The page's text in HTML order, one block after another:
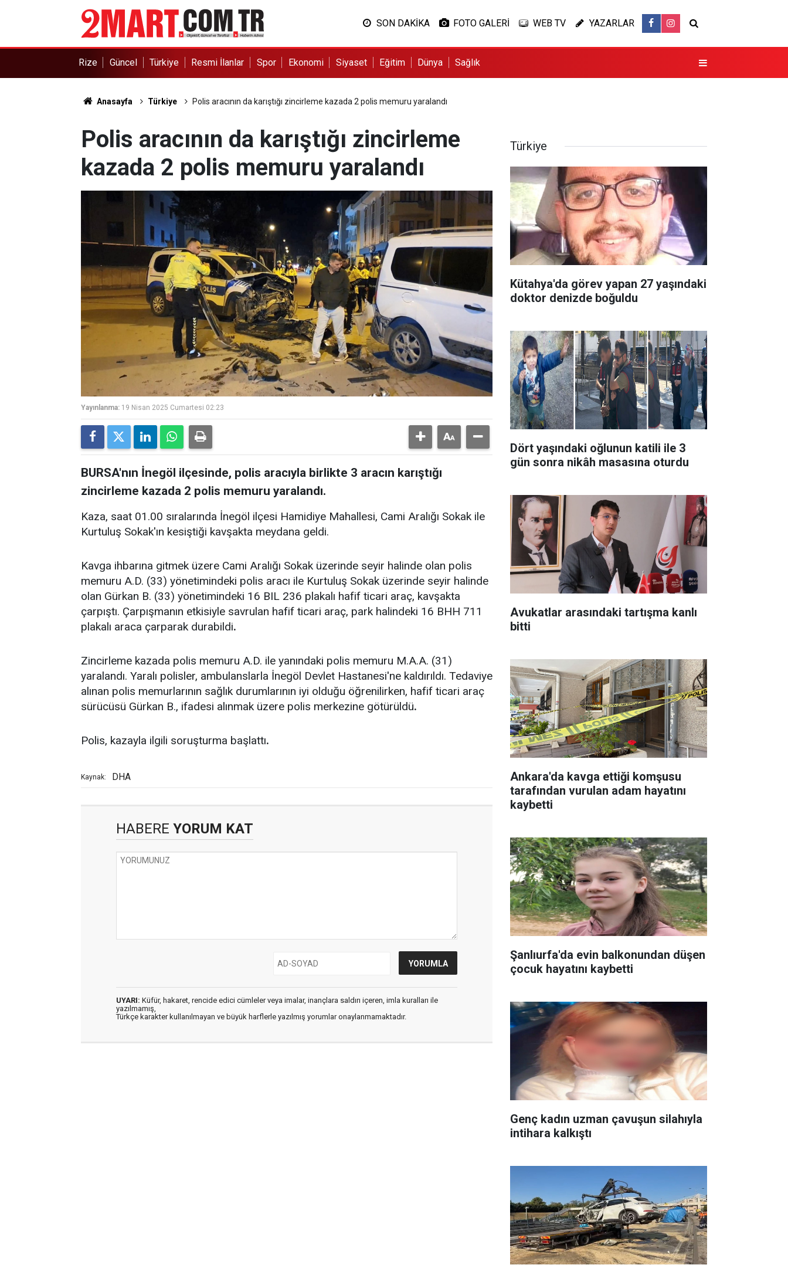
SON DAKİKA FOTO GALERİ WEB TV YAZARLAR
Rize Güncel Türkiye Resmi İlanlar Spor Ekonomi Siyaset Eğitim Dünya Sağlık
Anasayfa Türkiye Polis aracının da karıştığı zincirleme kazada 2 polis memuru yaralandı
Polis aracının da karıştığı zincirleme
kazada 2 polis memuru yaralandı
Yayınlanma: 19 Nisan 2025 Cumartesi 02:23
BURSA'nın İnegöl ilçesinde, polis aracıyla birlikte 3 aracın karıştığı
zincirleme kazada 2 polis memuru yaralandı.
Kaza, saat 01.00 sıralarında İnegöl ilçesi Hamidiye Mahallesi, Cami Aralığı Sokak ile
Kurtuluş Sokak'ın kesiştiği kavşakta meydana geldi.
Kavga ihbarına gitmek üzere Cami Aralığı Sokak üzerinde seyir halinde olan polis
memuru A.D. (33) yönetimindeki polis aracı ile Kurtuluş Sokak üzerinde seyir halinde
olan Gürkan B. (33) yönetimindeki 16 BIL 236 plakalı hafif ticari araç, kavşakta
çarpıştı. Çarpışmanın etkisiyle savrulan hafif ticari araç, park halindeki 16 BHH 711
plakalı araca çarparak durabildi.
Zincirleme kazada polis memuru A.D. ile yanındaki polis memuru M.A.A. (31)
yaralandı. Yaralı polisler, ambulanslarla İnegöl Devlet Hastanesi'ne kaldırıldı. Tedaviye
alınan polis memurlarının sağlık durumlarının iyi olduğu öğrenilirken, hafif ticari araç
sürücüsü Gürkan B., ifadesi alınmak üzere polis merkezine götürüldü.
Polis, kazayla ilgili soruşturma başlattı.
Kaynak: DHA
HABERE YORUM KAT
UYARI: Küfür, hakaret, rencide edici cümleler veya imalar, inançlara saldırı içeren, imla kuralları ile
yazılmamış,
Türkçe karakter kullanılmayan ve büyük harflerle yazılmış yorumlar onaylanmamaktadır.
Türkiye
Kütahya'da görev yapan 27 yaşındaki
doktor denizde boğuldu
Dört yaşındaki oğlunun katili ile 3
gün sonra nikâh masasına oturdu
Avukatlar arasındaki tartışma kanlı
bitti
Ankara'da kavga ettiği komşusu
tarafından vurulan adam hayatını
kaybetti
Şanlıurfa'da evin balkonundan düşen
çocuk hayatını kaybetti
Genç kadın uzman çavuşun silahıyla
intihara kalkıştı